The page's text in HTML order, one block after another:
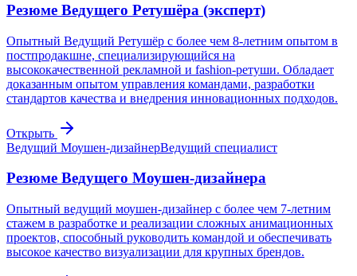
Резюме Ведущего Ретушёра (эксперт)
Опытный Ведущий Ретушёр с более чем 8-летним опытом в
постпродакшне, специализирующийся на
высококачественной рекламной и fashion-ретуши. Обладает
доказанным опытом управления командами, разработки
стандартов качества и внедрения инновационных подходов.
Открыть
Ведущий Моушен-дизайнерВедущий специалист
Резюме Ведущего Моушен-дизайнера
Опытный ведущий моушен-дизайнер с более чем 7-летним
стажем в разработке и реализации сложных анимационных
проектов, способный руководить командой и обеспечивать
высокое качество визуализации для крупных брендов.